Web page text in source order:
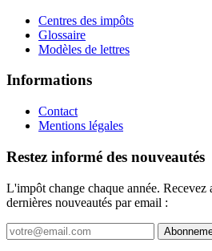
Centres des impôts
Glossaire
Modèles de lettres
Informations
Contact
Mentions légales
Restez informé des nouveautés
L'impôt change chaque année. Recevez
dernières nouveautés par email :